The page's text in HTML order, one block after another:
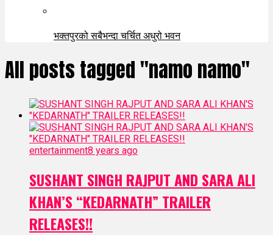
भक्तपुरको सबैभन्दा चर्चित अधुरो भवन
All posts tagged "namo namo"
entertainment8 years ago
SUSHANT SINGH RAJPUT AND SARA ALI
KHAN’S “KEDARNATH” TRAILER
RELEASES!!